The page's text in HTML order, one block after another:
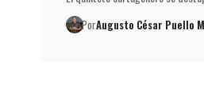
PorAugusto César Puello